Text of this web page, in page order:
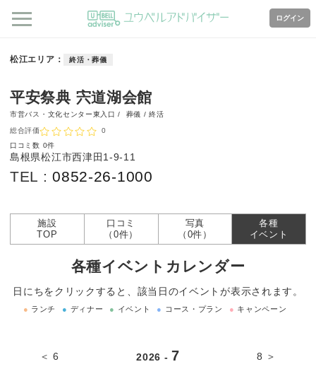
ログイン
松江エリア 終活・葬儀
平安祭典 宍道湖会館
市営バス・文化センター東入口 / 葬儀 / 終活
総合評価
0
口コミ数 0件
島根県松江市西津田1-9-11
TEL :0852-26-1000
施設
TOP
口コミ
（0件）
写真
（0件）
各種
イベント
各種イベントカレンダー
日にちをクリックすると、該当日のイベントが表示されます。
● ランチ ● ディナー ● イベント ● コース・プラン ● キャンペーン
＜ 6 2026 - 7 8 ＞